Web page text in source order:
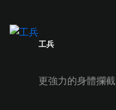
工兵
更強力的身體攔截